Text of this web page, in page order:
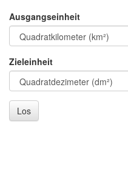
Ausgangseinheit
Zieleinheit
Los